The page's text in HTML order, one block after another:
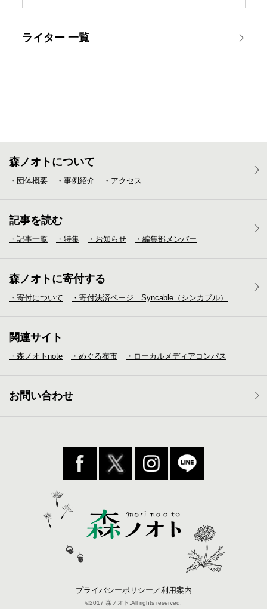
ライター 一覧
森ノオトについて
・団体概要 ・事例紹介 ・アクセス
記事を読む
・記事一覧 ・特集 ・お知らせ ・編集部メンバー
森ノオトに寄付する
・寄付について ・寄付決済ページ Syncable（シンカブル）
関連サイト
・森ノオトnote ・めぐる布市 ・ローカルメディア コンパス
お問い合わせ
プライバシーポリシー／利用案内
©2017 森ノオト.All rights reserved.